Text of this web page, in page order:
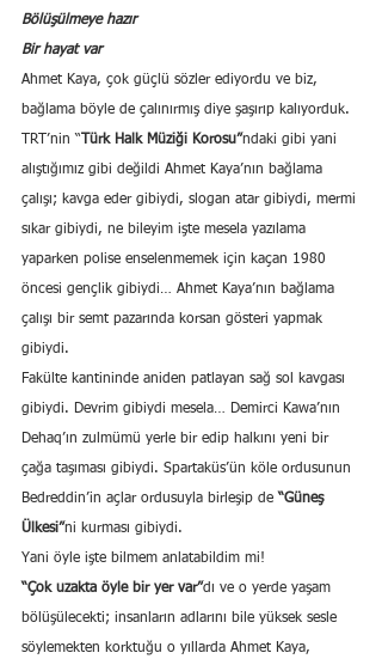
Bölüşülmeye hazır
Bir hayat var
Ahmet Kaya, çok güçlü sözler ediyordu ve biz,
bağlama böyle de çalınırmış diye şaşırıp kalıyorduk.
TRT’nin “ Türk Halk Müziği Korosu”ndaki gibi yani
alıştığımız gibi değildi Ahmet Kaya’nın bağlama
çalışı; kavga eder gibiydi, slogan atar gibiydi, mermi
sıkar gibiydi, ne bileyim işte mesela yazılama
yaparken polise enselenmemek için kaçan 1980
öncesi gençlik gibiydi… Ahmet Kaya’nın bağlama
çalışı bir semt pazarında korsan gösteri yapmak
gibiydi.
Fakülte kantininde aniden patlayan sağ sol kavgası
gibiydi. Devrim gibiydi mesela… Demirci Kawa’nın
Dehaq’ın zulmümü yerle bir edip halkını yeni bir
çağa taşıması gibiydi. Spartaküs’ün köle ordusunun
Bedreddin’in açlar ordusuyla birleşip de “Güneş
Ülkesi”ni kurması gibiydi.
Yani öyle işte bilmem anlatabildim mi!
“Çok uzakta öyle bir yer var”dı ve o yerde yaşam
bölüşülecekti; insanların adlarını bile yüksek sesle
söylemekten korktuğu o yıllarda Ahmet Kaya,